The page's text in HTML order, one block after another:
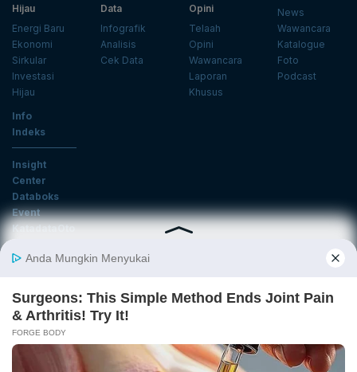
Hijau
Energi Baru
Ekonomi
Sirkular
Investasi
Hijau
Data
Infografik
Analisis
Cek Data
Opini
Telaah
Opini
Wawancara
Laporan
Khusus
News
Wawancara
Katalogue
Foto
Podcast
Info
Indeks
Insight
Center
Databoks
Event
KatadataOto
Email
Daftar